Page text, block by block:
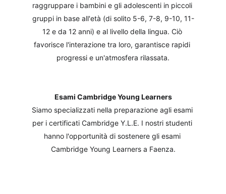
raggruppare i bambini e gli adolescenti in piccoli
gruppi in base all'età (di solito 5-6, 7-8, 9-10, 11-
12 e da 12 anni) e al livello della lingua. Ciò
favorisce l'interazione tra loro, garantisce rapidi
progressi e un'atmosfera rilassata.
Esami Cambridge Young Learners
Siamo specializzati nella preparazione agli esami
per i certificati Cambridge Y.L.E. I nostri studenti
hanno l'opportunità di sostenere gli esami
Cambridge Young Learners a Faenza.